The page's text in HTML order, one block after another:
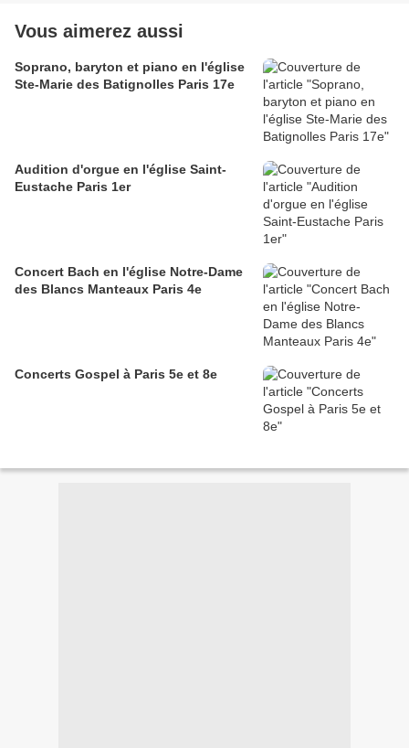
Vous aimerez aussi
Soprano, baryton et piano en l'église
Ste-Marie des Batignolles Paris 17e
Audition d'orgue en l'église Saint-
Eustache Paris 1er
Concert Bach en l'église Notre-Dame
des Blancs Manteaux Paris 4e
Concerts Gospel à Paris 5e et 8e